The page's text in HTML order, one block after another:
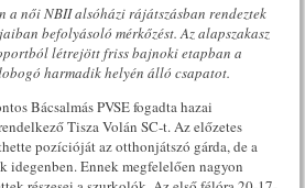
a női NBII alsóházi rájátszásban rendeztek
befolyásoló mérkőzést. Az alapszakasz
létrejött friss bajnoki etapban a
harmadik helyén álló csapatot.
Bácsalmás PVSE fogadta hazai
Tisza Volán SC-t. Az előzetes
pozícióját az otthonjátszó gárda, de a
idegenben. Ennek megfelelően nagyon